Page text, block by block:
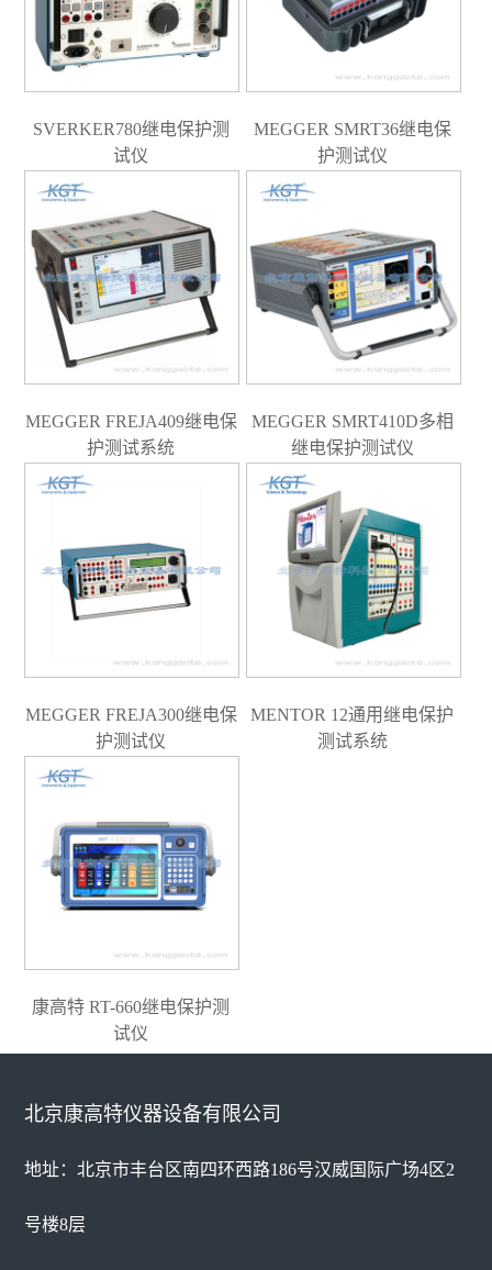
SVERKER780继电保护测
试仪
MEGGER SMRT36继电保
护测试仪
MEGGER FREJA409继电保
护测试系统
MEGGER SMRT410D多相
继电保护测试仪
MEGGER FREJA300继电保
护测试仪
MENTOR 12通用继电保护
测试系统
康高特 RT-660继电保护测
试仪
北京康高特仪器设备有限公司
地址：北京市丰台区南四环西路186号汉威国际广场4区2
号楼8层